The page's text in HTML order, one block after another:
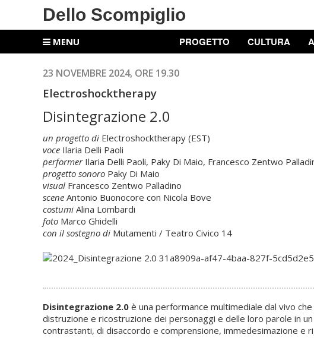
Dello Scompiglio
MENU PROGETTO CULTURA
23 NOVEMBRE 2024, ORE 19.30
Electroshocktherapy
Disintegrazione 2.0
un progetto di Electroshocktherapy (EST)
voce Ilaria Delli Paoli
performerIlaria Delli Paoli, Paky Di Maio, Francesco Zentwo
progetto sonoro Paky Di Maio
visual Francesco Zentwo Palladino
scene Antonio Buonocore con Nicola Bove
costumi Alina Lombardi
foto Marco Ghidelli
con il sostegno di Mutamenti / Teatro Civico 14
Disintegrazione 2.0 è una performance multimediale dal vivo
distruzione e ricostruzione dei personaggi e delle loro parole in
contrastanti, di disaccordo e comprensione, immedesimazione e